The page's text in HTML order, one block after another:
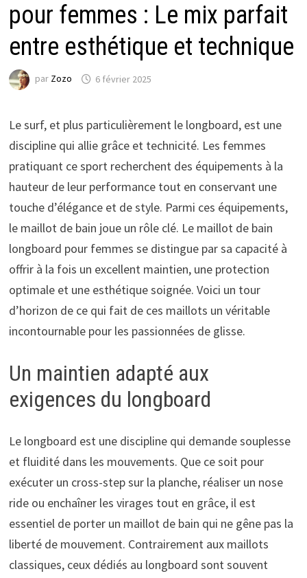
pour femmes : Le mix parfait
entre esthétique et technique
par Zozo 6 février 2025
Le surf, et plus particulièrement le longboard, est une
discipline qui allie grâce et technicité. Les femmes
pratiquant ce sport recherchent des équipements à la
hauteur de leur performance tout en conservant une
touche d’élégance et de style. Parmi ces équipements,
le maillot de bain joue un rôle clé. Le maillot de bain
longboard pour femmes se distingue par sa capacité à
offrir à la fois un excellent maintien, une protection
optimale et une esthétique soignée. Voici un tour
d’horizon de ce qui fait de ces maillots un véritable
incontournable pour les passionnées de glisse.
Un maintien adapté aux
exigences du longboard
Le longboard est une discipline qui demande souplesse
et fluidité dans les mouvements. Que ce soit pour
exécuter un cross-step sur la planche, réaliser un nose
ride ou enchaîner les virages tout en grâce, il est
essentiel de porter un maillot de bain qui ne gêne pas la
liberté de mouvement. Contrairement aux maillots
classiques, ceux dédiés au longboard sont souvent